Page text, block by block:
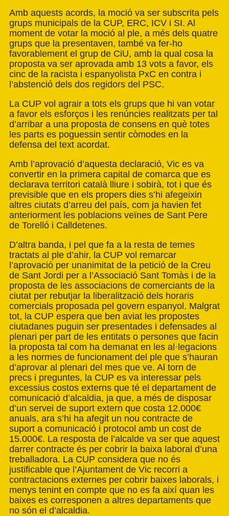
Amb aquests acords, la moció va ser subscrita pels
grups municipals de la CUP, ERC, ICV i SI. Al
moment de votar la moció al ple, a més dels quatre
grups que la presentaven, també va fer-ho
favorablement el grup de CiU, amb la qual cosa la
proposta va ser aprovada amb 13 vots a favor, els
cinc de la racista i espanyolista PxC en contra i
l’abstenció dels dos regidors del PSC.
La CUP vol agrair a tots els grups que hi van votar
a favor els esforços i les renúncies realitzats per tal
d’arribar a una proposta de consens en què totes
les parts es poguessin sentir còmodes en la
defensa del text acordat.
Amb l’aprovació d’aquesta declaració, Vic es va
convertir en la primera capital de comarca que es
declarava territori català lliure i sobirà, tot i que és
previsible que en els propers dies s’hi afegeixin
altres ciutats d’arreu del país, com ja havien fet
anteriorment les poblacions veïnes de Sant Pere
de Torelló i Calldetenes.
D’altra banda, i pel que fa a la resta de temes
tractats al ple d’ahir, la CUP vol remarcar
l’aprovació per unanimitat de la petició de la Creu
de Sant Jordi per a l’Associació Sant Tomàs i de la
proposta de les associacions de comerciants de la
ciutat per rebutjar la liberalització dels horaris
comercials proposada pel govern espanyol. Malgrat
tot, la CUP espera que ben aviat les propostes
ciutadanes puguin ser presentades i defensades al
plenari per part de les entitats o persones que facin
la proposta tal com ha demanat en les al·legacions
a les normes de funcionament del ple que s’hauran
d’aprovar al plenari del mes que ve. Al torn de
precs i preguntes, la CUP es va interessar pels
excessius costos externs que té el departament de
comunicació d’alcaldia, ja que, a més de disposar
d’un servei de suport extern que costa 12.000€
anuals, ara s’hi ha afegit un nou contracte de
suport a comunicació i protocol amb un cost de
15.000€. La resposta de l’alcalde va ser que aquest
darrer contracte és per cobrir la baixa laboral d’una
treballadora. La CUP considera que no és
justificable que l’Ajuntament de Vic recorri a
contractacions externes per cobrir baixes laborals, i
menys tenint en compte que no es fa així quan les
baixes es corresponen a altres departaments que
no són el d’alcaldia.